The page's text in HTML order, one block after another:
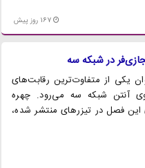
167 روز پیش
در شبکه سه
یکی از متفاوت‌ترین رقابت‌های
آنتن شبکه سه می‌رود. چهره
فصل در تیزر‌های منتشر شده،